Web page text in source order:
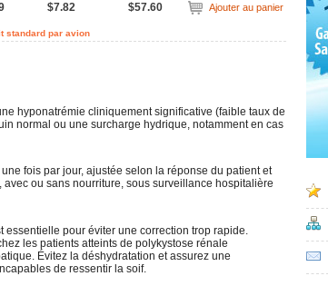
$7.82 $57.60 Ajouter au panier
standard par avion
hyponatrémie cliniquement significative (faible taux de
normal ou une surcharge hydrique, notamment en cas
fois par jour, ajustée selon la réponse du patient et
ou sans nourriture, sous surveillance hospitalière
pour éviter une correction trop rapide.
les patients atteints de polykystose rénale
Évitez la déshydratation et assurez une
de ressentir la soif.